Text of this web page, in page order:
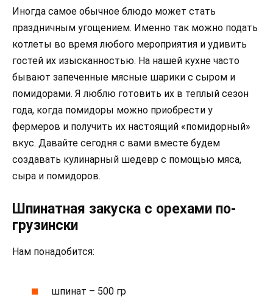
Иногда самое обычное блюдо может стать
праздничным угощением. Именно так можно подать
котлеты во время любого мероприятия и удивить
гостей их изысканностью. На нашей кухне часто
бывают запеченные мясные шарики с сыром и
помидорами. Я люблю готовить их в теплый сезон
года, когда помидоры можно приобрести у
фермеров и получить их настоящий «помидорный»
вкус. Давайте сегодня с вами вместе будем
создавать кулинарный шедевр с помощью мяса,
сыра и помидоров.
Шпинатная закуска с орехами по-
грузински
Нам понадобится:
шпинат – 500 гр